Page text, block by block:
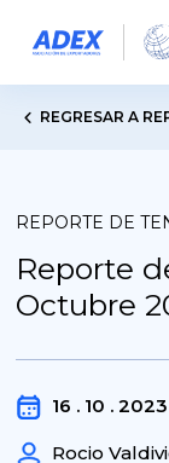
REGRESAR A
REPORTE DE
Reporte
Octubre
16 . 10 . 2023
Rocio